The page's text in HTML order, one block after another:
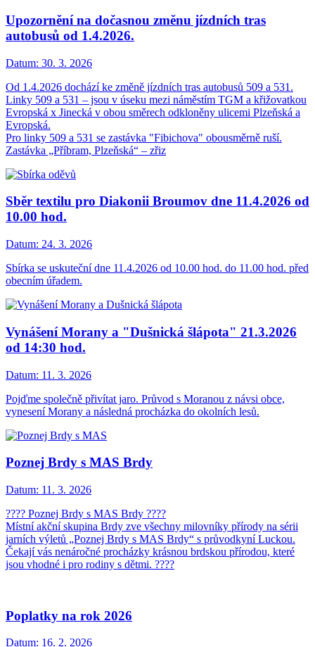
Upozornění na dočasnou změnu jízdních tras
autobusů od 1.4.2026.
Datum: 30. 3. 2026
Od 1.4.2026 dochází ke změně jízdních tras autobusů 509 a 531.
Linky 509 a 531 – jsou v úseku mezi náměstím TGM a křižovatkou
Evropská x Jinecká v obou směrech odkloněny ulicemi Plzeňská a
Evropská.
Pro linky 509 a 531 se zastávka "Fibichova" obousměrně ruší.
Zastávka „Příbram, Plzeňská“ – zřiz
Sběr textilu pro Diakonii Broumov dne 11.4.2026 od
10.00 hod.
Datum: 24. 3. 2026
Sbírka se uskuteční dne 11.4.2026 od 10.00 hod. do 11.00 hod. před
obecním úřadem.
Vynášení Morany a "Dušnická šlápota" 21.3.2026
od 14:30 hod.
Datum: 11. 3. 2026
Pojďme společně přivítat jaro. Průvod s Moranou z návsi obce,
vynesení Morany a následná procházka do okolních lesů.
Poznej Brdy s MAS Brdy
Datum: 11. 3. 2026
???? Poznej Brdy s MAS Brdy ????
Místní akční skupina Brdy zve všechny milovníky přírody na sérii
jarních výletů „Poznej Brdy s MAS Brdy“ s průvodkyní Luckou.
Čekají vás nenáročné procházky krásnou brdskou přírodou, které
jsou vhodné i pro rodiny s dětmi. ????
Poplatky na rok 2026
Datum: 16. 2. 2026